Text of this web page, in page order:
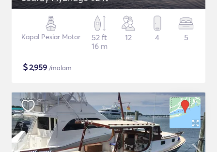
Kapal Pesiar Motor
52 ft
16 m
12 4 5
$2,959 /malam